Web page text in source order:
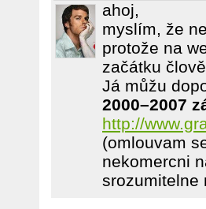
ahoj,
myslím, že
protože na
začátku
Já můžu
2000–2007
http://
(omlouvam
nekomercni
srozumitelne